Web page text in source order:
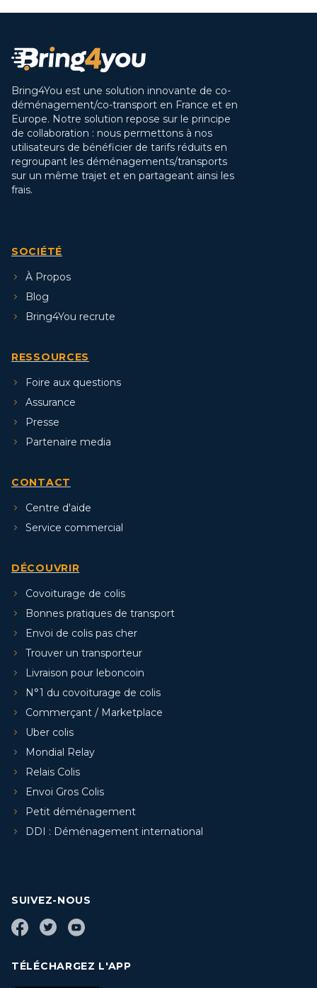
Bring4You est une solution innovante de co-
déménagement/co-transport en France et en
Europe. Notre solution repose sur le principe
de collaboration : nous permettons à nos
utilisateurs de bénéficier de tarifs réduits en
regroupant les déménagements/transports
sur un même trajet et en partageant ainsi les
frais.
SOCIÉTÉ
À Propos
Blog
Bring4You recrute
RESSOURCES
Foire aux questions
Assurance
Presse
Partenaire media
CONTACT
Centre d'aide
Service commercial
DÉCOUVRIR
Covoiturage de colis
Bonnes pratiques de transport
Envoi de colis pas cher
Trouver un transporteur
Livraison pour leboncoin
N°1 du covoiturage de colis
Commerçant / Marketplace
Uber colis
Mondial Relay
Relais Colis
Envoi Gros Colis
Petit déménagement
DDI : Déménagement international
SUIVEZ-NOUS
TÉLÉCHARGEZ L'APP